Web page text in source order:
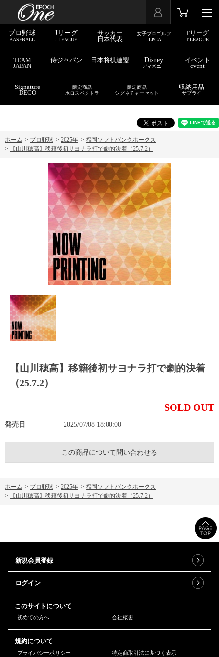
プロ野球
BASEBALL
Jリーグ
J.LEAGUE
サッカー
日本代表
女子プロゴルフ
JLPGA
Tリーグ
T.LEAGUE
TEAM
JAPAN
侍ジャパン 日本将棋連盟 Disney
ディズニー
イベント
event
Signature
DECO
限定商品
ホロスペクトラ
限定商品
シグネチャーセット
収納用品
サプライ
ホーム > プロ野球 > 2025年 > 福岡ソフトバンクホークス
>
【山川穂高】移籍後初サヨナラ打で劇的決着（25.7.2）
【山川穂高】移籍後初サヨナラ打で劇的決着
（25.7.2）
SOLD OUT
発売日 2025/07/08 18:00:00
この商品について問い合わせる
ホーム > プロ野球 > 2025年 > 福岡ソフトバンクホークス
>
【山川穂高】移籍後初サヨナラ打で劇的決着（25.7.2）
新規会員登録
ログイン
このサイトについて
初めての方へ 会社概要
規約について
プライバシーポリシー 特定商取引法に基づく表示